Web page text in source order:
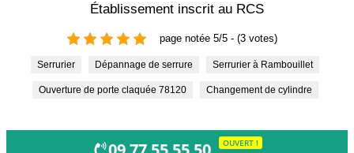
Établissement inscrit au RCS
page notée 5/5 - (3 votes)
Serrurier Dépannage de serrure Serrurier à Rambouillet
Ouverture de porte claquée 78120 Changement de cylindre
OUVERT !